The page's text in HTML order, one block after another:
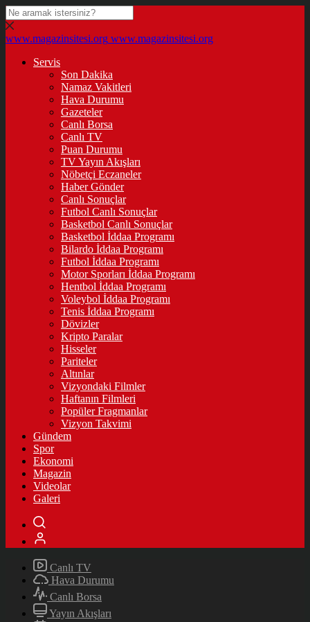
www.magazinsitesi.org www.magazinsitesi.org
Servis
Son Dakika
Namaz Vakitleri
Hava Durumu
Gazeteler
Canlı Borsa
Canlı TV
Puan Durumu
TV Yayın Akışları
Nöbetçi Eczaneler
Haber Gönder
Canlı Sonuçlar
Futbol Canlı Sonuçlar
Basketbol Canlı Sonuçlar
Basketbol İddaa Programı
Bilardo İddaa Programı
Futbol İddaa Programı
Motor Sporları İddaa Programı
Hentbol İddaa Programı
Voleybol İddaa Programı
Tenis İddaa Programı
Dövizler
Kripto Paralar
Hisseler
Pariteler
Altınlar
Vizyondaki Filmler
Haftanın Filmleri
Popüler Fragmanlar
Vizyon Takvimi
Gündem
Spor
Ekonomi
Magazin
Videolar
Galeri
Canlı TV
Hava Durumu
Canlı Borsa
Yayın Akışları